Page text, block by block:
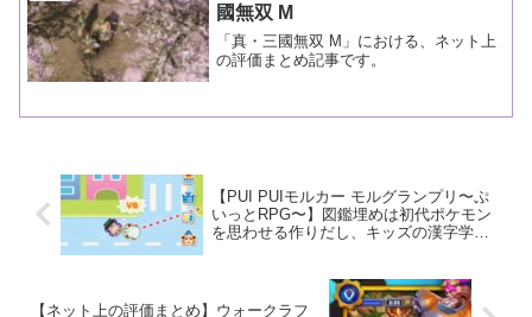
國無双 M
「真・三國無双 M」における、ネット上
の評価まとめ記事です。
【PUI PUIモルカー モルグランプリ〜ぷ
いっとRPG〜】図鑑埋めは初代ポケモン
を思わせる作りだし、キッズの漢字学習
【ネット上の評価まとめ】ウォークラフ